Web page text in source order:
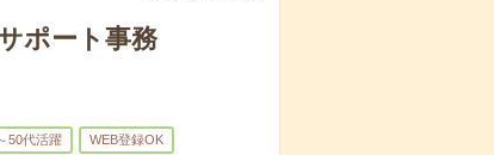
ポート事務
50代活躍 WEB登録OK